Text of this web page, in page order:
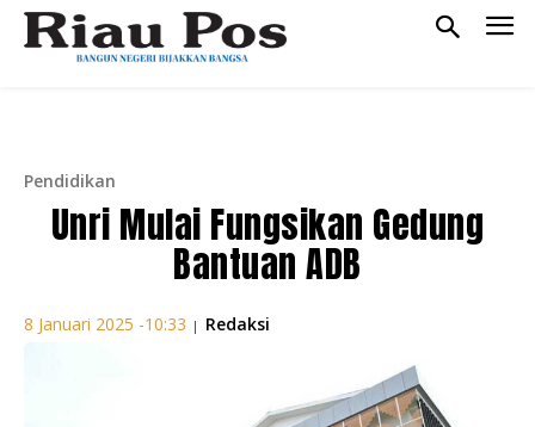
Pendidikan
Unri Mulai Fungsikan Gedung
Bantuan ADB
8 Januari 2025 -10:33 | Redaksi